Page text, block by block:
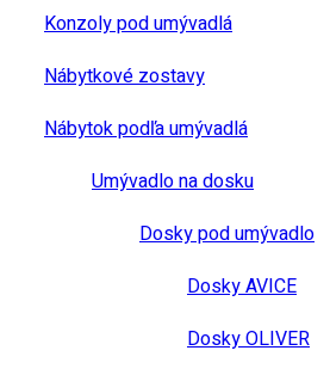
Konzoly pod umývadlá
Nábytkové zostavy
Nábytok podľa umývadlá
Umývadlo na dosku
Dosky pod umývadlo
Dosky AVICE
Dosky OLIVER